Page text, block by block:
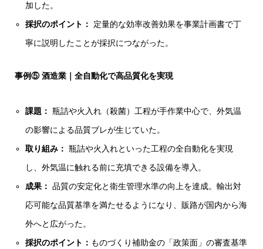
加した。
採択のポイント：
定量的な効率改善効果を事業計画書で丁
寧に説明したことが採択につながった。
事例⑤ 酒造業｜全自動化で高品質化を実現
課題： 瓶詰や火入れ（殺菌）工程が手作業中心で、外気温
の影響による品質ブレが生じていた。
取り組み： 瓶詰や火入れといった工程の全自動化を実現
し、外気温に触れる前に充填できる設備を導入。
成果： 品質の安定化と衛生管理水準の向上を達成。輸出対
応可能な品質基準を満たせるようになり、販路が国内から海
外へと広がった。
採択のポイント： ものづくり補助金の「政策面」の審査基準